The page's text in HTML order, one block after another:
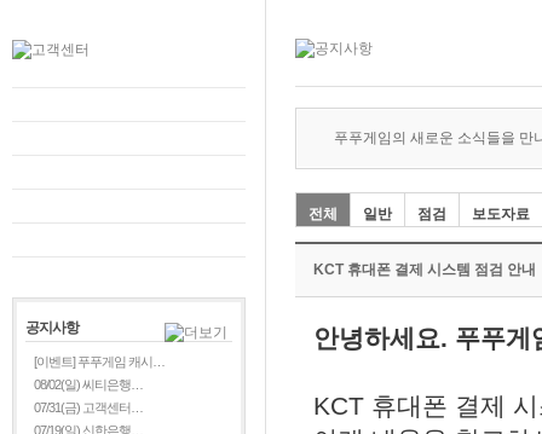
공지사항
[이벤트] 푸푸게임 캐시…
08/02(일) 씨티은행…
07/31(금) 고객센터…
07/19(일) 신한은행…
푸푸게임의 새로운 소식들을 만
전체 일반 점검 보도자료
KCT 휴대폰 결제 시스템 점검 안내
안녕하세요. 푸푸게
KCT 휴대폰 결제